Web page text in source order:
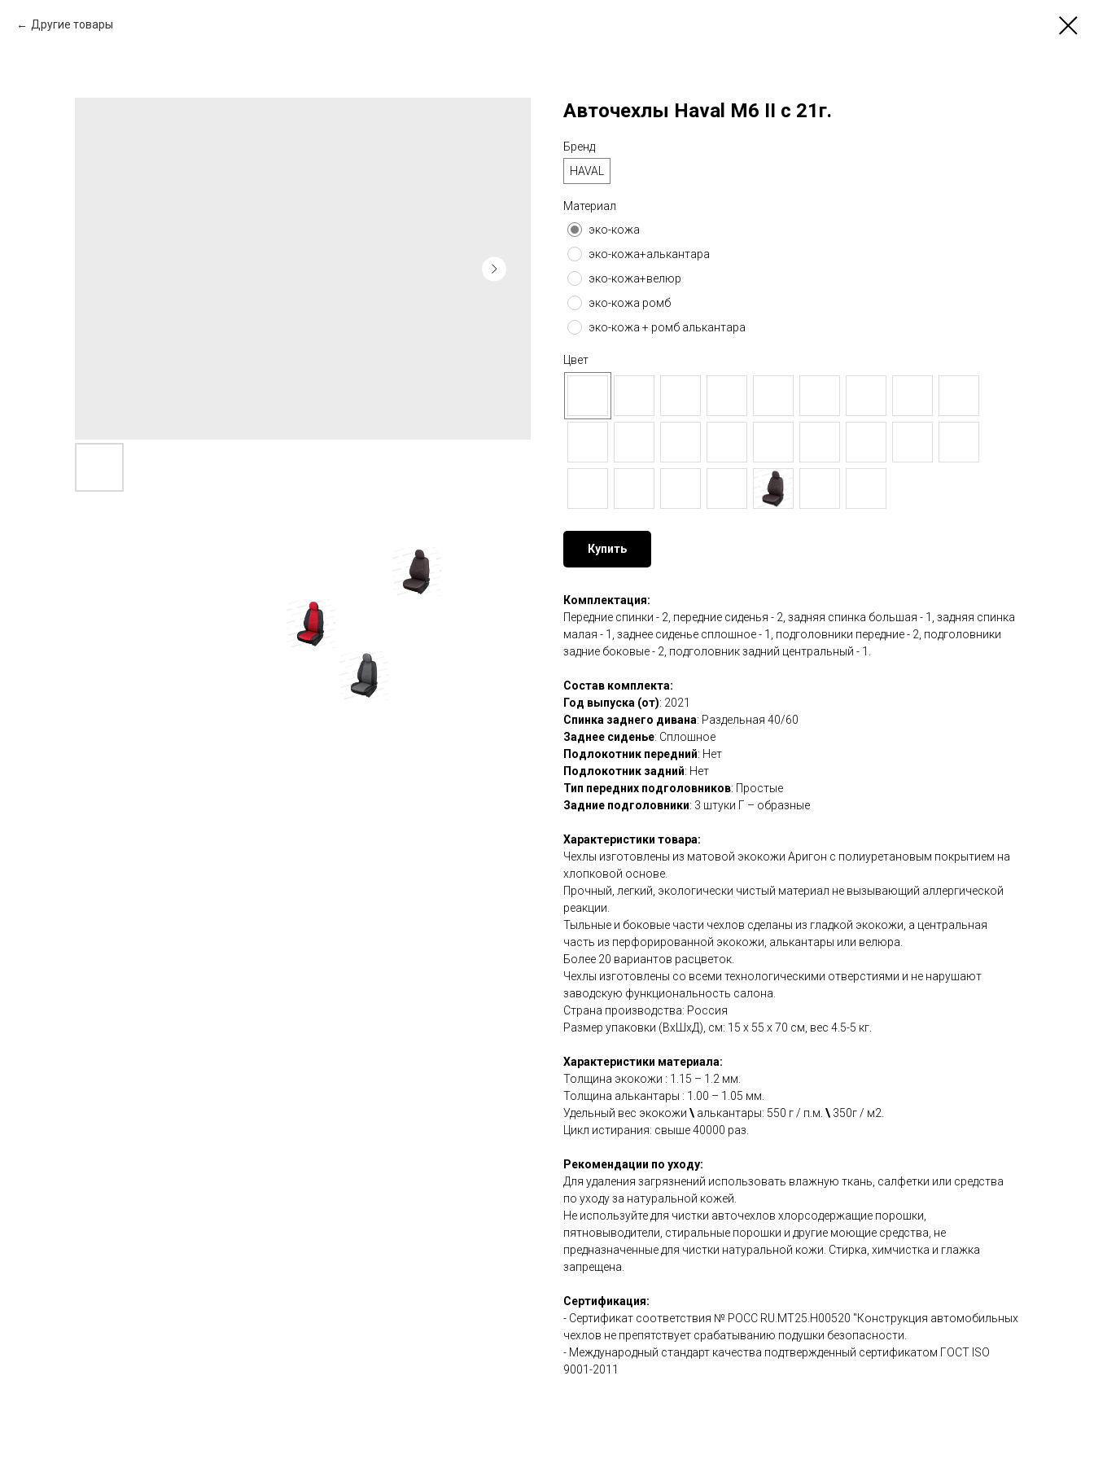
Другие товары
Авточехлы Haval M6 II с 21г.
Бренд
HAVAL
Материал
эко-кожа
эко-кожа+алькантара
эко-кожа+велюр
эко-кожа ромб
эко-кожа + ромб алькантара
Цвет
Купить
Комплектация:
Передние спинки - 2, передние сиденья - 2, задняя спинка большая - 1, задняя спинка
малая - 1, заднее сиденье сплошное - 1, подголовники передние - 2, подголовники
задние боковые - 2, подголовник задний центральный - 1.
Состав комплекта:
Год выпуска (от): 2021
Спинка заднего дивана: Раздельная 40/60
Заднее сиденье: Сплошное
Подлокотник передний: Нет
Подлокотник задний: Нет
Тип передних подголовников: Простые
Задние подголовники: 3 штуки Г – образные
Характеристики товара:
Чехлы изготовлены из матовой экокожи Аригон с полиуретановым покрытием на
хлопковой основе.
Прочный, легкий, экологически чистый материал не вызывающий аллергической
реакции.
Тыльные и боковые части чехлов сделаны из гладкой экокожи, а центральная
часть из перфорированной экокожи, алькантары или велюра.
Более 20 вариантов расцветок.
Чехлы изготовлены со всеми технологическими отверстиями и не нарушают
заводскую функциональность салона.
Страна производства: Россия
Размер упаковки (ВхШхД), см: 15 x 55 x 70 см, вес 4.5-5 кг.
Характеристики материала:
Толщина экокожи : 1.15 – 1.2 мм.
Толщина алькантары : 1.00 – 1.05 мм.
Удельный вес экокожи \ алькантары: 550 г / п.м. \ 350г / м2.
Цикл истирания: свыше 40000 раз.
Рекомендации по уходу:
Для удаления загрязнений использовать влажную ткань, салфетки или средства
по уходу за натуральной кожей.
Не используйте для чистки авточехлов хлорсодержащие порошки,
пятновыводители, стиральные порошки и другие моющие средства, не
предназначенные для чистки натуральной кожи. Стирка, химчистка и глажка
запрещена.
Сертификация:
- Сертификат соответствия № РОСС RU.МТ25.Н00520 "Конструкция автомобильных
чехлов не препятствует срабатыванию подушки безопасности.
- Международный стандарт качества подтвержденный сертификатом ГОСТ ISO
9001-2011